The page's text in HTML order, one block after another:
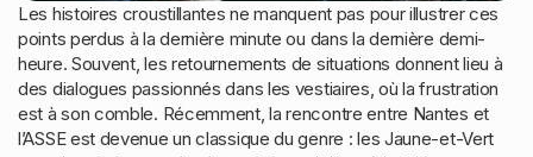
Les histoires croustillantes ne manquent pas pour illustrer ces
points perdus à la dernière minute ou dans la dernière demi-
heure. Souvent, les retournements de situations donnent lieu à
des dialogues passionnés dans les vestiaires, où la frustration
est à son comble. Récemment, la rencontre entre Nantes et
l’ASSE est devenue un classique du genre : les Jaune-et-Vert